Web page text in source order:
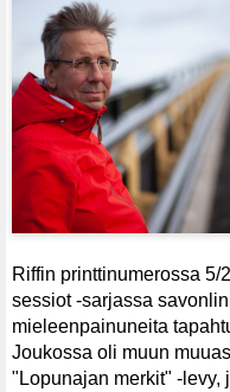
Riffin printtinumerossa
sessiot -sarjassa
mieleenpainuneita
Joukossa oli muun
"Lopunajan merkit" -levy,